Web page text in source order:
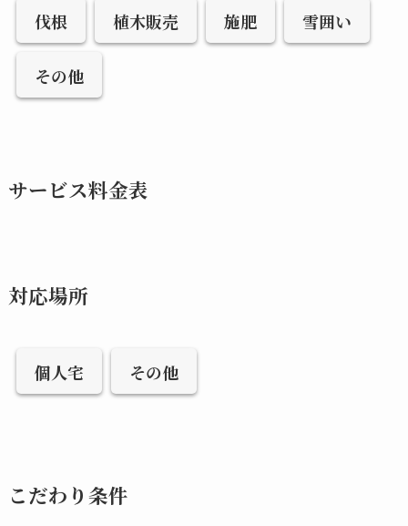
伐根 植木販売 施肥 雪囲い
その他
サービス料金表
対応場所
個人宅 その他
こだわり条件